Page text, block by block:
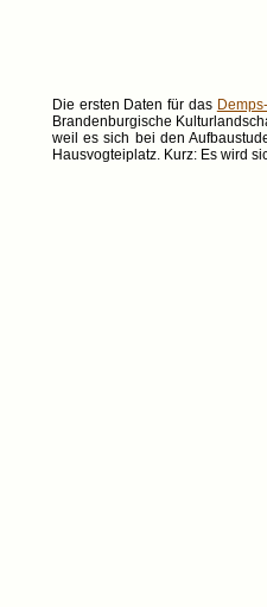
Die ersten Daten für das
Brandenburgische
weil es sich bei den
Hausvogteiplatz. Kurz: Es wird